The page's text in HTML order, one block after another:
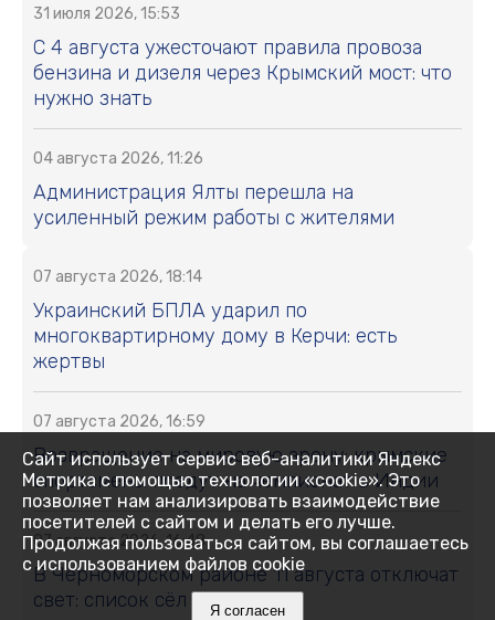
31 июля 2026, 15:53
С 4 августа ужесточают правила провоза
бензина и дизеля через Крымский мост: что
нужно знать
04 августа 2026, 11:26
Администрация Ялты перешла на
усиленный режим работы с жителями
07 августа 2026, 18:14
Украинский БПЛА ударил по
многоквартирному дому в Керчи: есть
жертвы
07 августа 2026, 16:59
Возвращение на мировую арену: крымские
спортсмены поедут на чемпионат в Индии
07 августа 2026, 16:48
В Черноморском районе 11 августа отключат
свет: список сёл и улиц
Сайт использует сервис веб-аналитики Яндекс
Метрика с помощью технологии «cookie». Это
позволяет нам анализировать взаимодействие
посетителей с сайтом и делать его лучше.
Продолжая пользоваться сайтом, вы соглашаетесь
с использованием файлов cookie
Я согласен